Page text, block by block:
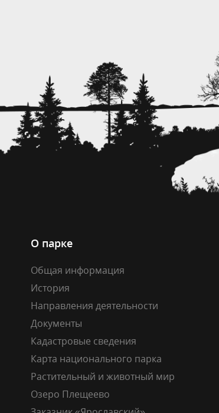
О парке
Общая информация
История
Направления деятельности
Документы
Кадастровые сведения
Карта национального парка
Растительный и животный мир
Озеро Плещеево